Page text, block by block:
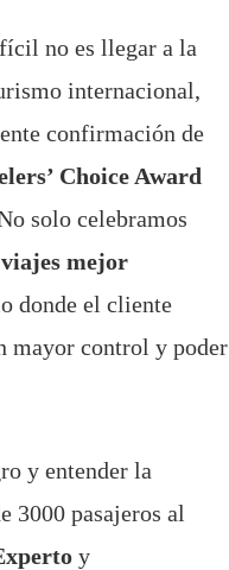
no es llegar a la
internacional,
confirmación de
Choice Award
solo celebramos
mejor
donde el cliente
mayor control y poder
y entender la
3000 pasajeros al
y